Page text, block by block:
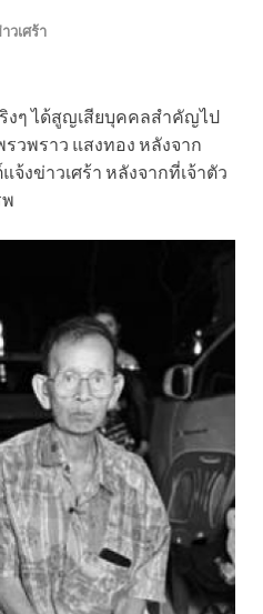
วเศร้า
งๆ ได้สูญเสียบุคคลสำคัญไป
วพราว แสงทอง หลังจาก
งข่าวเศร้า หลังจากที่เจ้าตัว